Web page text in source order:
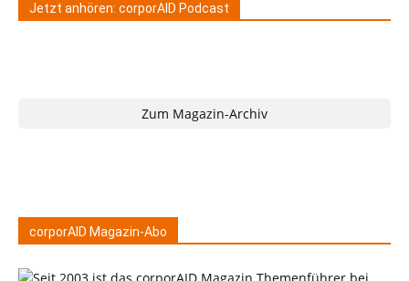
Jetzt anhören: corporAID Podcast
Zum Magazin-Archiv
corporAID Magazin-Abo